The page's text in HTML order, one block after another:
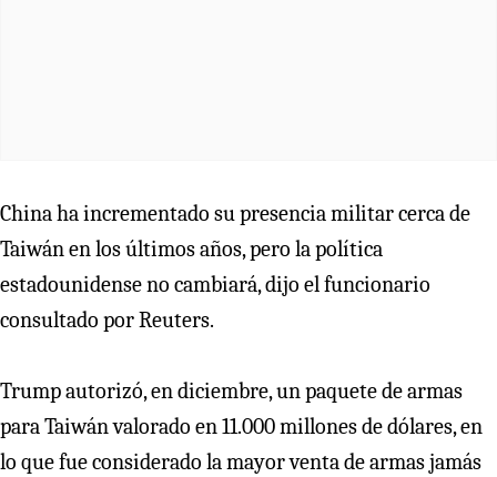
China ha incrementado su presencia militar cerca de
Taiwán en los últimos años, pero la política
estadounidense no cambiará, dijo el funcionario
consultado por Reuters.
Trump autorizó, en diciembre, un paquete de armas
para Taiwán valorado en 11.000 millones de dólares, en
lo que fue considerado la mayor venta de armas jamás